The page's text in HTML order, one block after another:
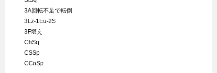
3A回転不足で転倒
3Lz-1Eu-2S
3F堪え
ChSq
CSSp
CCoSp